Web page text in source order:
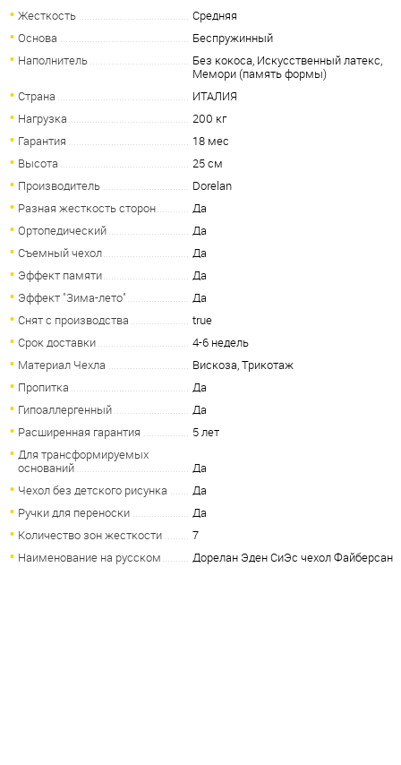
Жесткость
Средняя
Основа
Беспружинный
Наполнитель
Без кокоса, Искусственный латекс,
Мемори (память формы)
Страна
ИТАЛИЯ
Нагрузка
200 кг
Гарантия
18 мес
Высота
25 см
Производитель
Dorelan
Разная жесткость сторон
Да
Ортопедический
Да
Съемный чехол
Да
Эффект памяти
Да
Эффект "Зима-лето"
Да
Снят с производства
true
Срок доставки
4-6 недель
Материал Чехла
Вискоза, Трикотаж
Пропитка
Да
Гипоаллергенный
Да
Расширенная гарантия
5 лет
Для трансформируемых
оснований
Да
Чехол без детского рисунка
Да
Ручки для переноски
Да
Количество зон жесткости
7
Наименование на русском
Дорелан Эден СиЭс чехол Файберсан